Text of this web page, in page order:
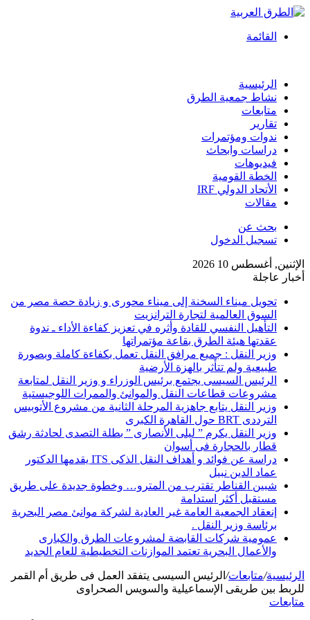
القائمة
الرئيسية
نشاط جمعية الطرق
متابعات
تقارير
ندوات ومؤتمرات
دراسات وابحاث
فيديوهات
الخطة القومية
الأتحاد الدولي IRF
مقالات
بحث عن
تسجيل الدخول
الإثنين, أغسطس 10 2026
أخبار عاجلة
تحويل ميناء السخنة إلى ميناء محورى و زيادة حصة مصر من
السوق العالمية لتجارة الترانزيت
التأهيل النفسي للقادة وأثره في تعزيز كفاءة الأداء ـ ندوة
عقدتها هيئة الطرق بقاعة مؤتمراتها
وزير النقل : جميع مرافق النقل تعمل بكفاءة كاملة وبصورة
طبيعية ولم تتأثر بالهزة الأرضية
الرئيس السيسى يجتمع برئيس الوزراء و وزير النقل لمتابعة
مشروعات قطاعات النقل والموانئ والممرات اللوجيستية
وزير النقل يتابع جاهزية المرحلة الثانية من مشروع الأتوبيس
الترددى BRT حول القاهرة الكبرى
وزير النقل يكرم ” ليلى الأنصارى ” بطلة التصدى لحادثة رشق
قطار بالحجارة فى أسوان
دراسة عن فوائد و أهداف النقل الذكى ITS يقدمها الدكتور
عماد الدين نبيل
شبين القناطر تقترب من المترو… وخطوة جديدة على طريق
مستقبل أكثر استدامة
إنعقاد الجمعية العامة غير العادية لشركة موانئ مصر البحرية
برئاسة وزير النقل .
عمومية شركات القابضة لمشروعات الطرق والكبارى
والأعمال البحرية تعتمد الموازنات التخطيطية للعام الجديد
الرئيسية/متابعات/ الرئيس السيسى يتفقد العمل فى طريق أم القمر
للربط بين طريقى الإسماعيلية والسويس الصحراوى
متابعات